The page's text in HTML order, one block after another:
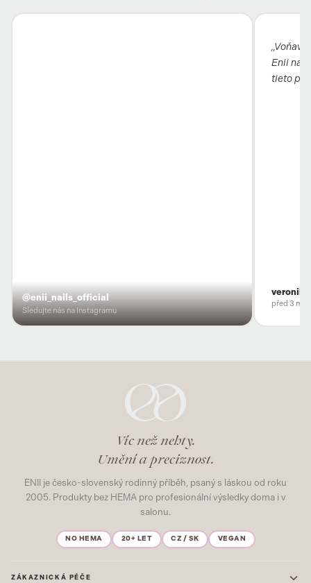
@enii_nails_official
Sledujte nás na Instagramu
Enii
tieto
před 3
Víc než nehty.
Umění a preciznost.
ENII je česko-slovenský rodinný příběh, psaný s láskou od roku
2005. Produkty bez HEMA pro profesionální výsledky doma i v
salonu.
NO HEMA 20+ LET CZ / SK VEGAN
ZÁKAZNICKÁ PÉČE